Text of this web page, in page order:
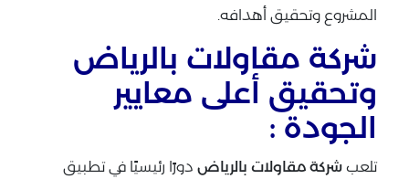
المشروع وتحقيق أهدافه.
شركة مقاولات بالرياض
وتحقيق أعلى معايير
الجودة :
تلعب شركة مقاولات بالرياض دورًا رئيسيًا في تطبيق